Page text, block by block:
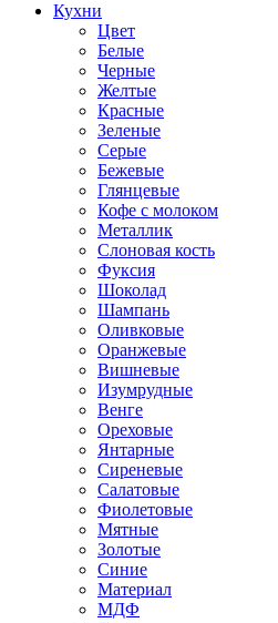
Кухни
Цвет
Белые
Черные
Желтые
Красные
Зеленые
Серые
Бежевые
Глянцевые
Кофе с молоком
Металлик
Слоновая кость
Фуксия
Шоколад
Шампань
Оливковые
Оранжевые
Вишневые
Изумрудные
Венге
Ореховые
Янтарные
Сиреневые
Салатовые
Фиолетовые
Мятные
Золотые
Синие
Материал
МДФ